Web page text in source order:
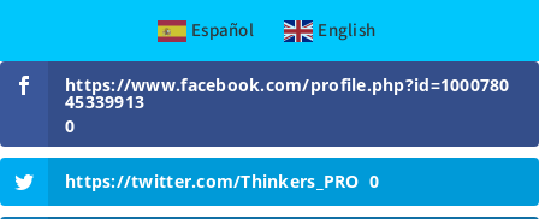
Español English
Skip
to
content
https://www.facebook.com/profile.php?id=1000780
45339913
0
https://twitter.com/Thinkers_PRO 0